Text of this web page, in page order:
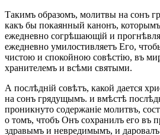
Такимъ образомъ, молитвы на сонъ
какъ бы покаянный канонъ, которымъ
ежедневно согрѣшающій и
ежедневно умилостивляетъ Его,
чистою и спокойною совѣстію, въ
хранителемъ и всѣми святыми.
А послѣдній совѣтъ, какой дается
на сонъ грядущымъ. и вмѣстѣ
проникнуто содержаніе молитвъ,
о томъ, чтобъ Онъ сохранилъ его въ
здравымъ и невредимымъ, и